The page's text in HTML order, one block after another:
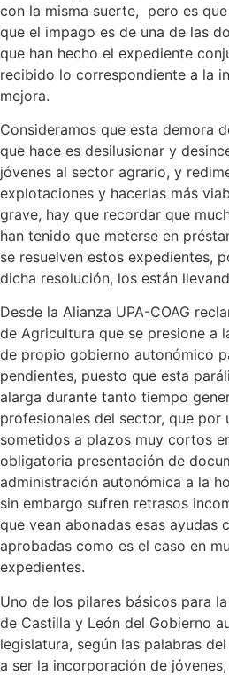
con la misma suerte, pero es
que el impago es de una de las
que han hecho el expediente
recibido lo correspondiente a la
mejora.
Consideramos que esta demora
que hace es desilusionar y
jóvenes al sector agrario, y
explotaciones y hacerlas más
grave, hay que recordar que
han tenido que meterse en
se resuelven estos expedientes,
dicha resolución, los están
Desde la Alianza UPA-COAG
de Agricultura que se presione a
de propio gobierno autonómico
pendientes, puesto que esta
alarga durante tanto tiempo
profesionales del sector, que por
sometidos a plazos muy cortos
obligatoria presentación de
administración autonómica a la
sin embargo sufren retrasos
que vean abonadas esas ayudas
aprobadas como es el caso en
expedientes.
Uno de los pilares básicos para
de Castilla y León del Gobierno
legislatura, según las palabras
a ser la incorporación de